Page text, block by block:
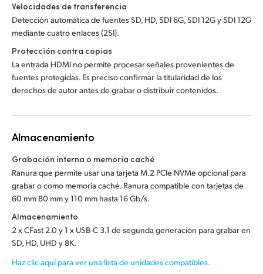
Velocidades de transferencia
Detección automática de fuentes SD, HD, SDI 6G, SDI 12G y SDI 12G
mediante cuatro enlaces (2SI).
Protección contra copias
La entrada HDMI no permite procesar señales provenientes de
fuentes protegidas. Es preciso confirmar la titularidad de los
derechos de autor antes de grabar o distribuir contenidos.
Almacenamiento
Grabación interna o memoria caché
Ranura que permite usar una tarjeta M.2 PCIe NVMe opcional para
grabar o como memoria caché. Ranura compatible con tarjetas de
60 mm 80 mm y 110 mm hasta 16 Gb/s.
Almacenamiento
2 x CFast 2.0 y 1 x USB-C 3.1 de segunda generación para grabar en
SD, HD, UHD y 8K.
Haz clic aquí para ver una lista de unidades compatibles.